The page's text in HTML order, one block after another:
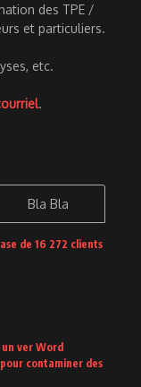
des TPE /
et particuliers.
etc.
.
Bla Bla
de 16 272 clients
ver Word
contaminer des